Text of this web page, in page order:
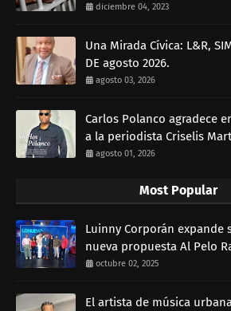
diciembre 04, 2023
Una Mirada Cívica: L&R,
DE agosto 2026.
agosto 03, 2026
Carlos Polanco agradece
a la periodista Criselis
agosto 01, 2026
Most Popular
Luinny Corporán expande
nueva propuesta Al Pelo
octubre 02, 2025
El artista de música